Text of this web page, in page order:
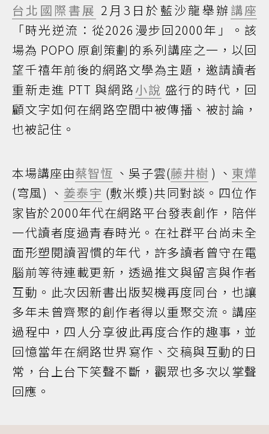
台北國際書展 2月3日於藍沙龍舉辦 講座
「時光逆流：從2026漫步回2000年」。該
場為 POPO 原創策劃的系列講座之一，以回
望千禧年前後的網路文學為主題，邀請讀者
重新走進 PTT 與網路小說 盛行的時代，回
顧文字如何在網路空間中被傳播、被討論，
也被記住。
本場講座由蔡智恆 、吳子雲(藤井樹 ) 、 東燁
(穹風) 、 姜泰宇 (敷米漿)共同對談。四位作
家皆於2000年代在網路平台發表創作，陪伴
一代讀者度過青春時光。在社群平台尚未全
面形塑閱讀習慣的年代，許多讀者曾守在電
腦前等待連載更新，透過推文與留言與作者
互動。此次因新書出版契機再度同台，也讓
多年未曾齊聚的創作者得以重聚交流。講座
過程中，四人分享彼此再度合作的趣事，並
回憶當年在網路世界寫作、交稿與互動的日
常，台上台下笑聲不斷，觀眾也多次以掌聲
回應。